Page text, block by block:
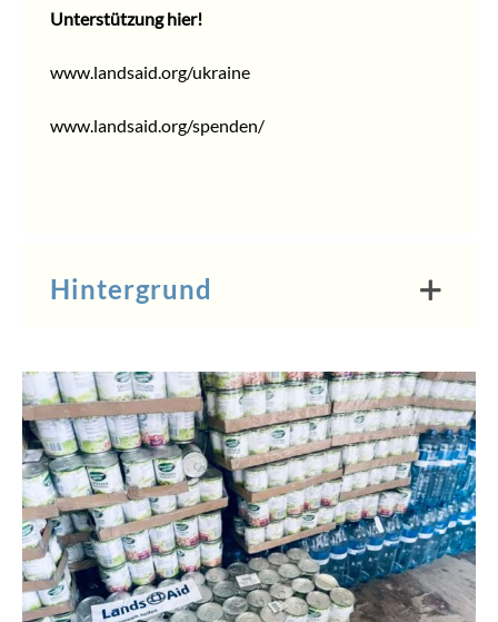
Unterstützunghier!
www.landsaid.org/ukraine
www.landsaid.org/spenden/
Hintergrund